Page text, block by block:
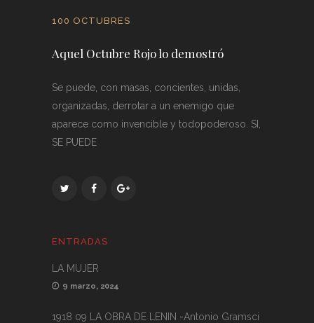
100 OCTUBRES
Aquel Octubre Rojo lo demostró
Se puede, con masas, concientes, unidas,
organizadas, derrotar a un enemigo que
aparece como invencible y todopoderoso. SI,
SE PUEDE
ENTRADAS
LA MUJER
9 marzo, 2024
1918 09 LA OBRA DE LENIN -Antonio Gramsci